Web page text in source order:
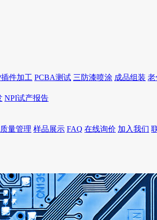
件加工 PCBA测试 三防漆喷涂 成品组装 老
NPI试产报告
质量管理 样品展示 FAQ 在线询价 加入我们